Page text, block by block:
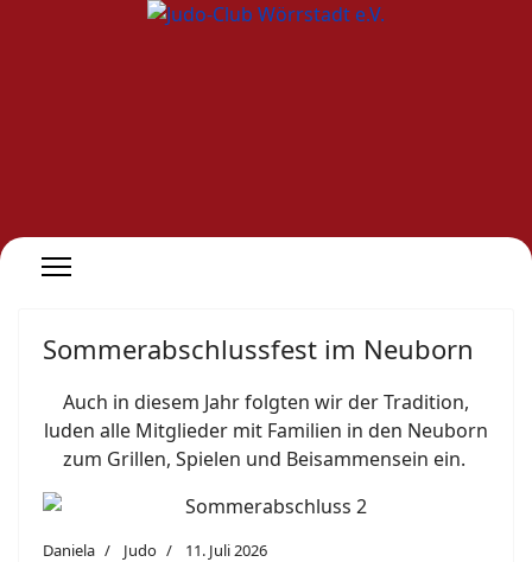
Sommerabschlussfest im Neuborn
Auch in diesem Jahr folgten wir der Tradition,
luden alle Mitglieder mit Familien in den Neuborn
zum Grillen, Spielen und Beisammensein ein.
Daniela Judo 11. Juli 2026